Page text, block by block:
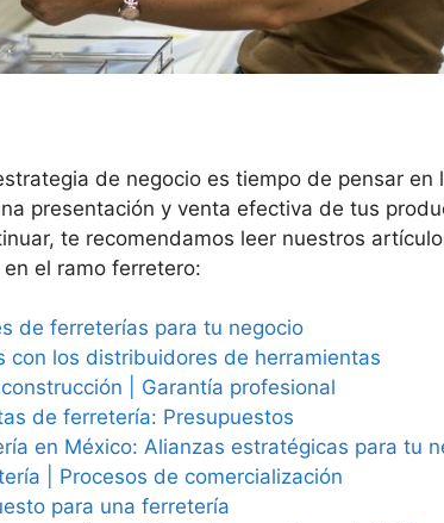
de negocio es tiempo de pensar en
presentación y venta efectiva de tus
te recomendamos leer nuestros
el ramo ferretero:
de ferreterías para tu negocio
con los distribuidores de herramientas
| Garantía profesional
de ferretería: Presupuestos
en México: Alianzas estratégicas para tu
| Procesos de comercialización
para una ferretería